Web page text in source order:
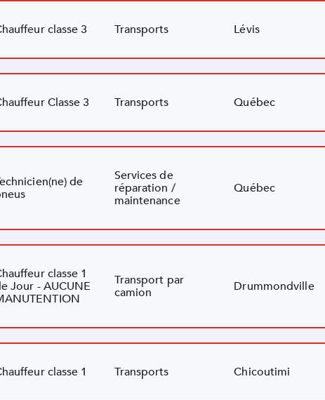
classe 3 Transports Lévis
Classe 3 Transports Québec
de
Services de
réparation /
maintenance
Québec
classe 1
Jour - AUCUNE
Transport par
camion
Drummondville
classe 1 Transports Chicoutimi